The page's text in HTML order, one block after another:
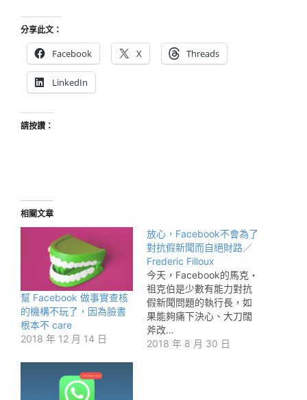
分享此文：
Facebook X Threads
LinkedIn
請按讚：
相關文章
幫 Facebook 做事實查核
的機構不玩了，因為臉書
根本不 care
2018 年 12 月 14 日
放心，Facebook不會為了
對抗假新聞而自絕財路／
Frederic Filloux
今天，Facebook的馬克・
祖克伯是少數有能力對抗
假新聞問題的執行長，如
果能夠痛下決心、大刀闊
斧改…
2018 年 8 月 30 日